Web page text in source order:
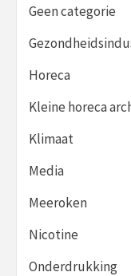
Geen categorie
Horeca
Kleine horeca
Klimaat
Media
Meeroken
Nicotine
Onderdrukking